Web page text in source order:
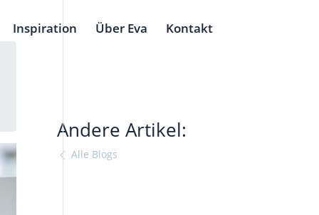
Inspiration Über Eva Kontakt
Andere Artikel:
Alle Blogs